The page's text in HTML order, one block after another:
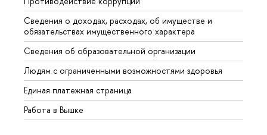
Сведения о доходах, расходах, об имуществе и
обязательствах имущественного характера
Сведения об образовательной организации
Людям с ограниченными возможностями здоровья
Единая платежная страница
Работа в Вышке